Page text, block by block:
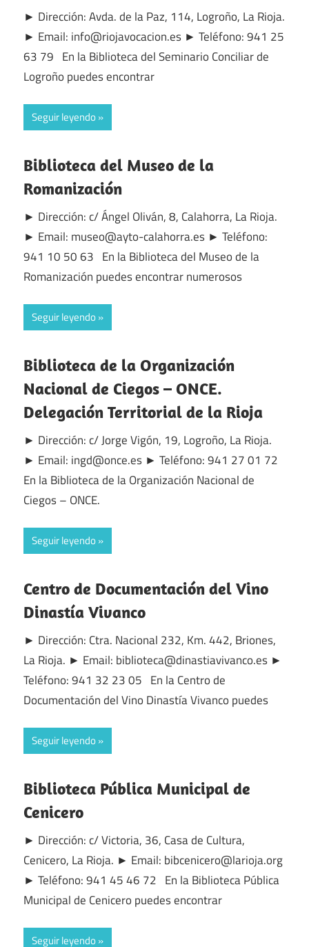
► Dirección: Avda. de la Paz, 114, Logroño, La Rioja.
► Email: info@riojavocacion.es ► Teléfono: 941 25
63 79 En la Biblioteca del Seminario Conciliar de
Logroño puedes encontrar
Seguir leyendo
Biblioteca del Museo de la
Romanización
► Dirección: c/ Ángel Oliván, 8, Calahorra, La Rioja.
► Email: museo@ayto-calahorra.es ► Teléfono:
941 10 50 63 En la Biblioteca del Museo de la
Romanización puedes encontrar numerosos
Seguir leyendo
Biblioteca de la Organización
Nacional de Ciegos – ONCE.
Delegación Territorial de la Rioja
► Dirección: c/ Jorge Vigón, 19, Logroño, La Rioja.
► Email: ingd@once.es ► Teléfono: 941 27 01 72
En la Biblioteca de la Organización Nacional de
Ciegos – ONCE.
Seguir leyendo
Centro de Documentación del Vino
Dinastía Vivanco
► Dirección: Ctra. Nacional 232, Km. 442, Briones,
La Rioja. ► Email: biblioteca@dinastiavivanco.es ►
Teléfono: 941 32 23 05 En la Centro de
Documentación del Vino Dinastía Vivanco puedes
Seguir leyendo
Biblioteca Pública Municipal de
Cenicero
► Dirección: c/ Victoria, 36, Casa de Cultura,
Cenicero, La Rioja. ► Email: bibcenicero@larioja.org
► Teléfono: 941 45 46 72 En la Biblioteca Pública
Municipal de Cenicero puedes encontrar
Seguir leyendo